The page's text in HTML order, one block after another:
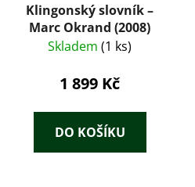
Klingonský slovník –
Marc Okrand (2008)
Skladem (1 ks)
1 899 Kč
DO KOŠÍKU